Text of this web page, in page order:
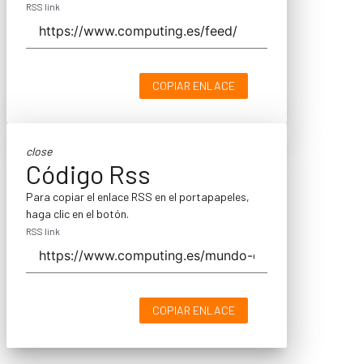
RSS link
COPIAR ENLACE
close
Código Rss
Para copiar el enlace RSS en el portapapeles,
haga clic en el botón.
RSS link
COPIAR ENLACE